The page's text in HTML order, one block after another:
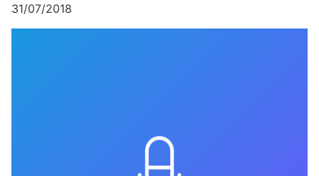
31/07/2018